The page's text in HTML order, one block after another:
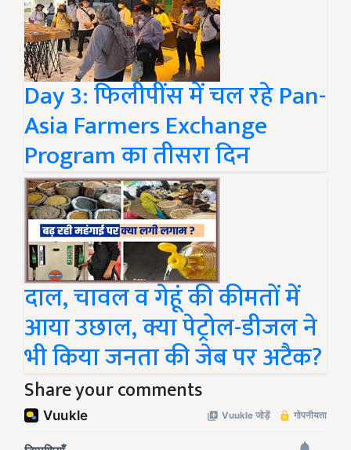
Day 3: फिलीपींस में चल रहे Pan-
Asia Farmers Exchange
Program का तीसरा दिन
दाल, चावल व गेहूं की कीमतों में
आया उछाल, क्या पेट्रोल-डीजल ने
भी किया जनता की जेब पर अटैक?
Share your comments